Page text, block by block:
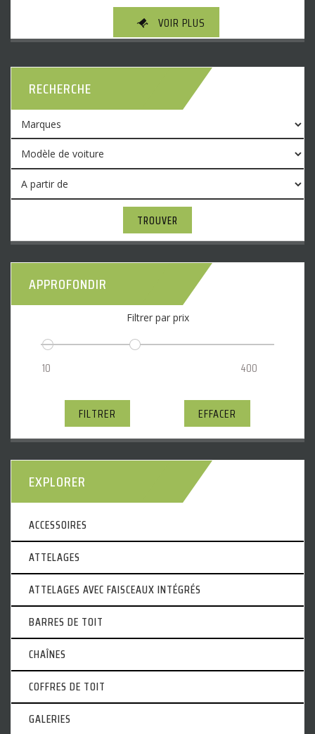
VOIR PLUS
RECHERCHE
TROUVER
APPROFONDIR
Filtrer par prix
FILTRER EFFACER
EXPLORER
ACCESSOIRES
ATTELAGES
ATTELAGES AVEC FAISCEAUX INTÉGRÉS
BARRES DE TOIT
CHAÎNES
COFFRES DE TOIT
GALERIES